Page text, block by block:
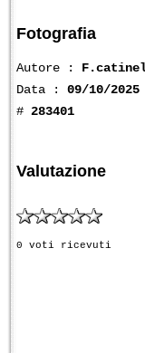
Fotografia
Autore :
Data : 09/10/2025
# 283401
Valutazione
0 voti ricevuti